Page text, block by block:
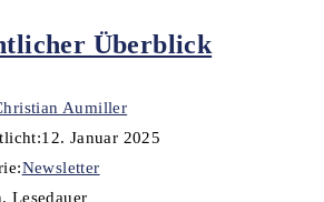
Überblick
Aumiller
12. Januar 2025
Newsletter
Lesedauer